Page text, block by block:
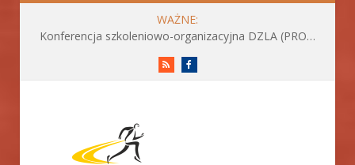
WAŻNE:
Konferencja szkoleniowo-organizacyjna DZLA (PROGRAM już do pobrania)
RSS